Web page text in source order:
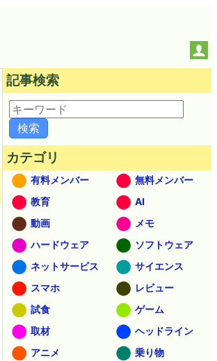
記事検索
カテゴリ
有料メンバー
無料メンバー
教育
AI
動画
メモ
ハードウェア
ソフトウェア
ネットサービス
サイエンス
スマホ
レビュー
試食
ゲーム
取材
ヘッドライン
アニメ
乗り物